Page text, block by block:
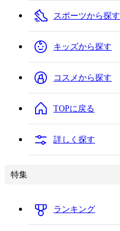
スポーツから探す
キッズから探す
コスメから探す
TOPに戻る
詳しく探す
特集
ランキング